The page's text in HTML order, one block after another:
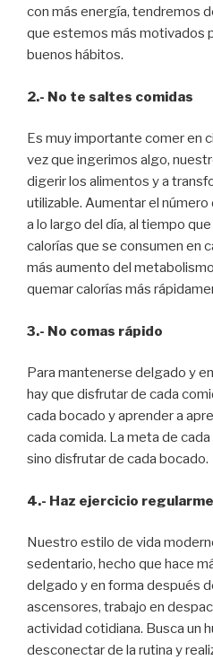
con más energía, tendremos
que estemos más motivados
buenos hábitos.
2.- No te saltes comidas
Es muy importante comer en
vez que ingerimos algo,
digerir los alimentos y a
utilizable. Aumentar el
a lo largo del día, al tiempo
calorías que se consumen en
más aumento del
quemar calorías más
3.- No comas rápido
Para mantenerse delgado y
hay que disfrutar de cada
cada bocado y aprender a
cada comida. La meta de
sino disfrutar de cada bocado.
4.- Haz ejercicio
Nuestro estilo de vida
sedentario, hecho que hace
delgado y en forma después
ascensores, trabajo en
actividad cotidiana. Busca un
desconectar de la rutina y